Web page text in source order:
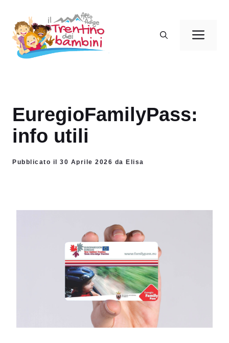
contenuto
EuregioFamilyPass:
info utili
Pubblicato il 30 Aprile 2026 da Elisa